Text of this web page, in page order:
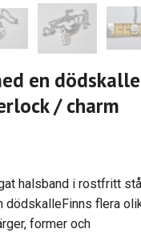
en
/ charm
halsband i rostfritt
dödskalleFinns flera
former och